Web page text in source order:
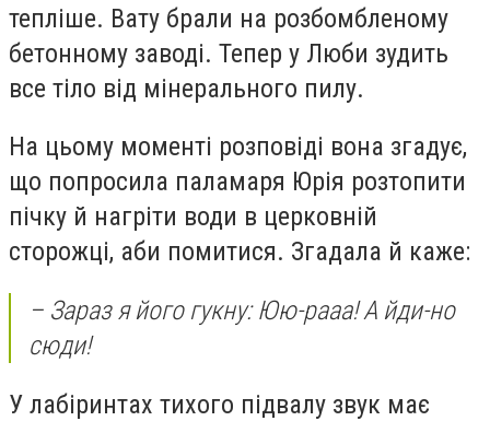
тепліше. Вату брали на розбомбленому
бетонному заводі. Тепер у Люби зудить
все тіло від мінерального пилу.
На цьому моменті розповіді вона згадує,
що попросила паламаря Юрія розтопити
пічку й нагріти води в церковній
сторожці, аби помитися. Згадала й каже:
– Зараз я його гукну: Юю-рааа! А йди-но
сюди!
У лабіринтах тихого підвалу звук має